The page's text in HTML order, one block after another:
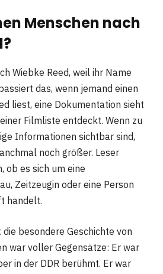
Menschen nach
Wiebke Reed, weil ihr Name
das, wenn jemand einen
liest, eine Dokumentation sieht
Filmliste entdeckt. Wenn zu
Informationen sichtbar sind,
noch größer. Leser
ob es sich um eine
Zeitzeugin oder eine Person
handelt.
besondere Geschichte von
war voller Gegensätze: Er war
in der DDR berühmt. Er war